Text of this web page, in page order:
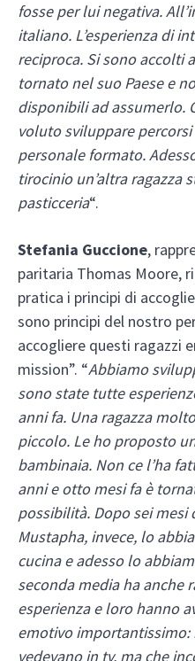
fosse per lui negativa.
italiano. L’esperienza di
reciproca. Si sono accolti
tornato nel suo Paese e
disponibili ad assumerlo.
voluto sviluppare
personale formato.
tirocinio un’altra ragazza
pasticceria“.
Stefania Guccione,
paritaria Thomas Moore,
pratica i principi di
sono principi del nostro
accogliere questi ragazzi
mission”. “Abbiamo
sono state tutte
anni fa. Una ragazza
piccolo. Le ho proposto
bambinaia. Non ce l’ha
anni e otto mesi fa è
possibilità. Dopo sei mesi
Mustapha, invece, lo
cucina e adesso lo
seconda media ha anche
esperienza e loro hanno
emotivo importantissimo:
vedevano in tv, ma che